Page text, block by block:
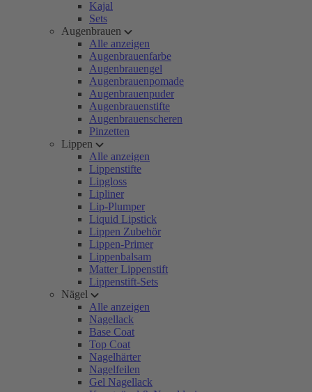
Kajal
Sets
Augenbrauen
Alle anzeigen
Augenbrauenfarbe
Augenbrauengel
Augenbrauenpomade
Augenbrauenpuder
Augenbrauenstifte
Augenbrauenscheren
Pinzetten
Lippen
Alle anzeigen
Lippenstifte
Lipgloss
Lipliner
Lip-Plumper
Liquid Lipstick
Lippen Zubehör
Lippen-Primer
Lippenbalsam
Matter Lippenstift
Lippenstift-Sets
Nägel
Alle anzeigen
Nagellack
Base Coat
Top Coat
Nagelhärter
Nagelfeilen
Gel Nagellack